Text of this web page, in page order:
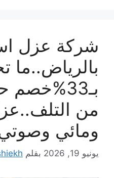
شركة عزل
بالرياض..ما
من
ومائي
يونيو 19, 2026 بقلم